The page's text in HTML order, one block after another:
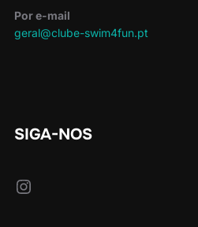
Por e-mail
geral@clube-swim4fun.pt
SIGA-NOS
Instagram